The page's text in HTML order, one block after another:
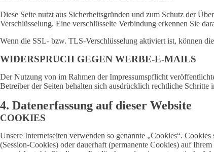
Diese Seite nutzt aus Sicherheitsgründen und zum Schutz der
Verschlüsselung. Eine verschlüsselte Verbindung erkennen Sie
Wenn die SSL- bzw. TLS-Verschlüsselung aktiviert ist, können
WIDERSPRUCH GEGEN WERBE-E-MAILS
Der Nutzung von im Rahmen der Impressumspflicht
Betreiber der Seiten behalten sich ausdrücklich rechtliche
4. Datenerfassung auf dieser Website
COOKIES
Unsere Internetseiten verwenden so genannte „Cookies“.
(Session-Cookies) oder dauerhaft (permanente Cookies) auf